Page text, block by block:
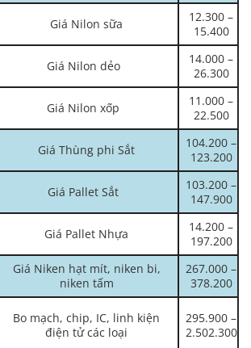
Giá Nilon sữa
12.300 –
15.400
Giá Nilon dẻo
14.000 –
26.300
Giá Nilon xốp
11.000 –
22.500
Giá Thùng phi Sắt
104.200 –
123.200
Giá Pallet Sắt
103.200 –
147.900
Giá Pallet Nhựa
14.200 –
197.200
Giá Niken hạt mít, niken bi,
niken tấm
267.000 –
378.200
Bo mạch, chip, IC, linh kiện
điện tử các loại
295.900 –
2.502.300